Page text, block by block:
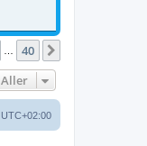
40
Aller
UTC+02:00